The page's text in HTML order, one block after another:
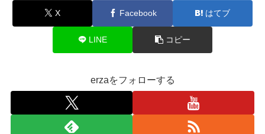
X Facebook はてブ
LINE コピー
erzaをフォローする